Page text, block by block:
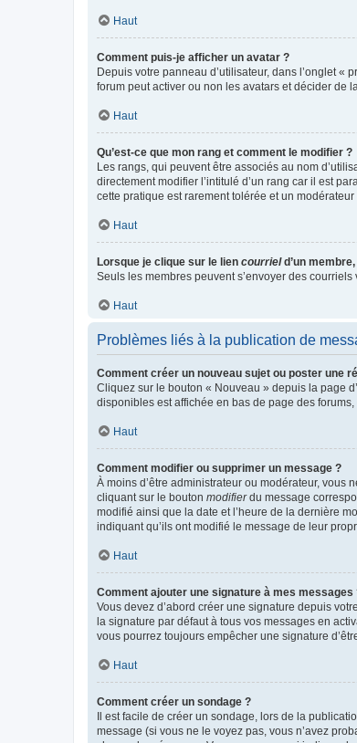
Haut
Comment puis-je afficher un avatar ?
Depuis votre panneau d’utilisateur, dans l’onglet «
forum peut activer ou non les avatars et décider de
Haut
Qu’est-ce que mon rang et comment le modifier ?
Les rangs, qui peuvent être associés au nom
directement modifier l’intitulé d’un rang car il est
cette pratique est rarement tolérée et un
Haut
Lorsque je clique sur le lien courrield’un
Seuls les membres peuvent s’envoyer des
Haut
Problèmes liés à la publication de
Comment créer un nouveau sujet ou poster une
Cliquez sur le bouton « Nouveau » depuis la page
disponibles est affichée en bas de page des forums,
Haut
Comment modifier ou supprimer un message ?
À moins d’être administrateur ou modérateur,
cliquant sur le bouton modifierdu message
modifié ainsi que la date et l’heure de la dernière
indiquant qu’ils ont modifié le message de leur
Haut
Comment ajouter une signature à mes messages
Vous devez d’abord créer une signature depuis
la signature par défaut à tous vos messages en
vous pourrez toujours empêcher une signature
Haut
Comment créer un sondage ?
Il est facile de créer un sondage, lors de la
message (si vous ne le voyez pas, vous n’avez